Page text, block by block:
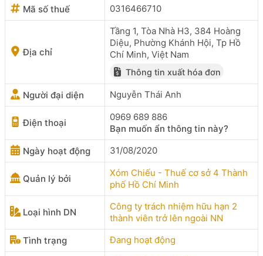
Mã số thuế 0316466710
Địa chỉ
Tầng 1, Tòa Nhà H3, 384 Hoàng
Diệu, Phường Khánh Hội, Tp Hồ
Chí Minh, Việt Nam
Thông tin xuất hóa đơn
Người đại diện Nguyễn Thái Anh
Điện thoại
0969 689 886
Bạn muốn ẩn thông tin này?
Ngày hoạt động
31/08/2020
Quản lý bởi
Xóm Chiếu - Thuế cơ sở 4 Thành
phố Hồ Chí Minh
Loại hình DN
Công ty trách nhiệm hữu hạn 2
thành viên trở lên ngoài NN
Tình trạng
Đang hoạt động